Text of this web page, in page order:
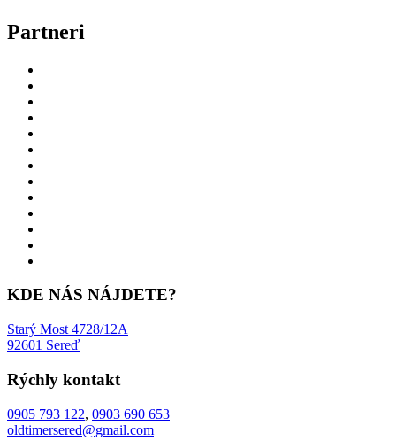
Partneri
KDE NÁS NÁJDETE?
Starý Most 4728/12A
92601 Sereď
Rýchly kontakt
0905 793 122, 0903 690 653
oldtimersered@gmail.com